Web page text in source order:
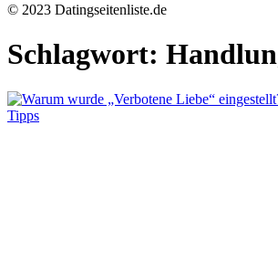
© 2023 Datingseitenliste.de
Schlagwort:
Tipps